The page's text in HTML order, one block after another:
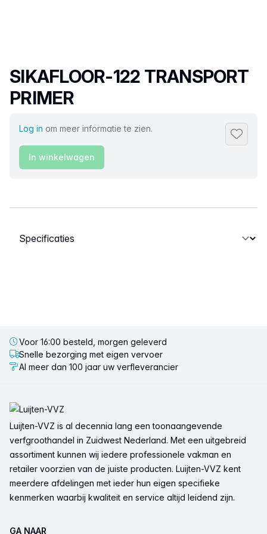
Productnaam
SIKAFLOOR-122 TRANSPORT
PRIMER
Log in om meer informatie te zien.
In winkelwagen
Selecteer een tabblad
Voor 16:00 besteld, morgen geleverd
Snelle bezorging met eigen vervoer
Al meer dan 100 jaar uw verfleverancier
Luijten-VVZ is al decennia lang een toonaangevende
verfgroothandel in Zuidwest Nederland. Met een uitgebreid
assortiment kunnen wij iedere professionele vakman en
retailer voorzien van de juiste producten. Luijten-VVZ kent
meerdere afdelingen met ieder hun eigen specifieke
kenmerken waarbij kwaliteit en service altijd leidend zijn.
GA NAAR